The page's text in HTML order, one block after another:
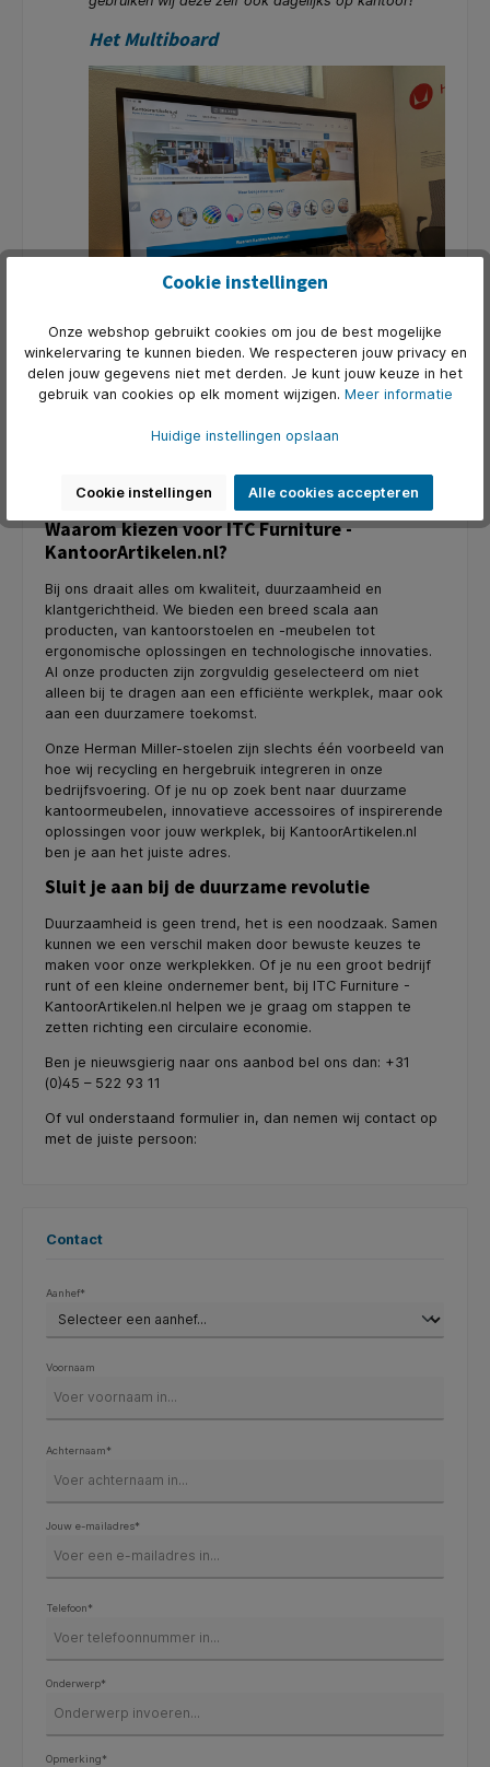
Het Multiboard
Innovatie ontmoet functionaliteit met ons Multiboard,
zoals te zien is op deze foto. Dit veelzijdige
brainstormsessies, presentaties en creatieve
omdat we het zelf intensief gebruiken.
Waarom kiezen voor ITC Furniture -
KantoorArtikelen.nl?
Bij ons draait alles om kwaliteit, duurzaamheid en
klantgerichtheid. We bieden een breed scala aan
producten, van kantoorstoelen en -meubelen tot
ergonomische oplossingen en technologische innovaties.
Al onze producten zijn zorgvuldig geselecteerd om niet
alleen bij te dragen aan een efficiënte werkplek, maar ook
aan een duurzamere toekomst.
Onze Herman Miller-stoelen zijn slechts één voorbeeld van
hoe wij recycling en hergebruik integreren in onze
bedrijfsvoering. Of je nu op zoek bent naar duurzame
kantoormeubelen, innovatieve accessoires of inspirerende
oplossingen voor jouw werkplek, bij KantoorArtikelen.nl
ben je aan het juiste adres.
Sluit je aan bij de duurzame revolutie
Duurzaamheid is geen trend, het is een noodzaak. Samen
kunnen we een verschil maken door bewuste keuzes te
maken voor onze werkplekken. Of je nu een groot bedrijf
runt of een kleine ondernemer bent, bij ITC Furniture -
KantoorArtikelen.nl helpen we je graag om stappen te
zetten richting een circulaire economie.
Ben je nieuwsgierig naar ons aanbod bel ons dan: +31
(0)45 – 522 93 11
Of vul onderstaand formulier in, dan nemen wij contact op
met de juiste persoon:
Contact
Aanhef*
Voornaam
Achternaam*
Jouw e-mailadres*
Telefoon*
Onderwerp*
Opmerking*
Cookie instellingen
Onze webshop gebruikt cookies om jou de best mogelijke
winkelervaring te kunnen bieden. We respecteren jouw privacy en
delen jouw gegevens niet met derden. Je kunt jouw keuze in het
gebruik van cookies op elk moment wijzigen. Meer informatie
Huidige instellingen opslaan
Cookie instellingen Alle cookies accepteren